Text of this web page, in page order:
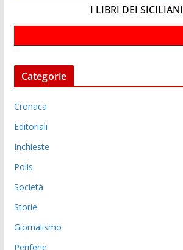
I LIBRI DEI SICILIANI
Categorie
Cronaca
Editoriali
Inchieste
Polis
Società
Storie
Giornalismo
Periferie